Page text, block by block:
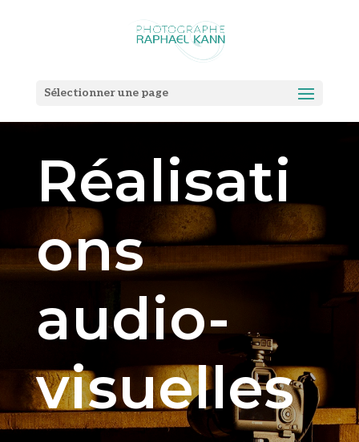
Sélectionner une page
Réalisati
ons
audio-
visuelles